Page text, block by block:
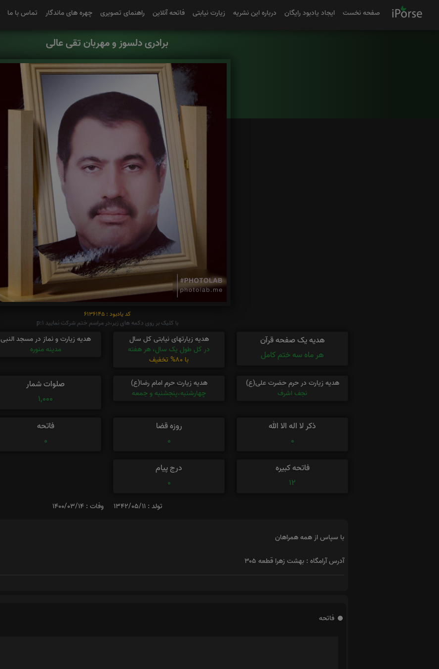
صفحه نخست ایجاد یادبود رایگان درباره این نشریه زیارت نیابتی فاتحه آنلاین راهنمای تصویری چهره های ماندگار تماس با ما
برادری دلسوز و مهربان تقی عالی
کد یادبود : 6136145
با کلیک بر روی دکمه های زیر،در مراسم ختم شرکت نمایید p:1
هدیه یک صفحه قرآن
هر ماه سه ختم کامل
هدیه زیارتهای نیابتی کل سال
در کل طول یک سال، هر هفته
با 80% تخفیف
هدیه زیارت و نماز در مسجد النبی
مدینه منوره
هدیه زیارت در حرم حضرت علی(ع)
نجف اشرف
هدیه زیارت حرم امام رضا(ع)
چهارشنبه،پنجشنبه و جمعه
صلوات شمار
1,000
ذکر لا اله الا الله
0
روزه قضا
0
فاتحه
0
فاتحه کبیره
12
درج پیام
0
تولد : 1342/05/11 وفات : 1400/03/14
با سپاس از همه همراهان
آدرس آرامگاه : بهشت زهرا قطعه ۳۰۵
فاتحه